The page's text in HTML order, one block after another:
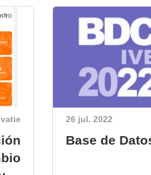
26 jul. 2022
Base de